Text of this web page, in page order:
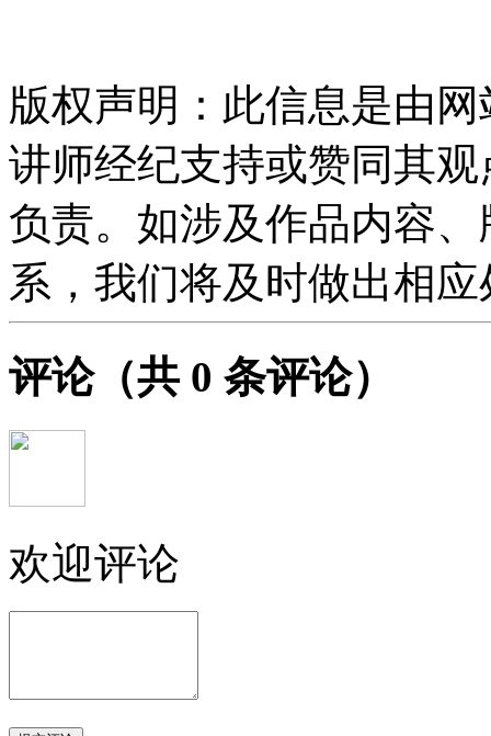
版权声明：此信息是由
讲师经纪支持或赞同其
负责。如涉及作品内容
系，我们将及时做出相
评论（共 0 条评论）
欢迎评论